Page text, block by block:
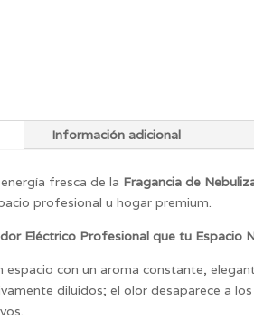
Información adicional
fresca de la Fragancia de
profesional u hogar premium.
Eléctrico Profesional que tu Espacio
espacio con un aroma constante,
diluidos; el olor desaparece a